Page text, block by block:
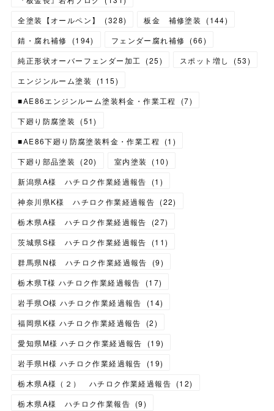
全塗装【オールペン】
(328) 板金 補修塗装 (144)
錆・腐れ補修
(194) フェンダー腐れ補修 (66)
純正形状オーバーフェンダー加工
(25) スポット増し (53)
エンジンルーム塗装
(115)
■AE86エンジンルーム塗装料金・作業工程
(7)
下廻り防腐塗装
(51)
■AE86下廻り防腐塗装料金・作業工程
(1 )
下廻り部品塗装
(20) 室内塗装 (10)
新潟県A様 ハチロク作業経過報告
(1 )
神奈川県K様 ハチロク作業経過報告 (22)
栃木県A様 ハチロク作業経過報告
(27)
茨城県S様 ハチロク作業経過報告
(11)
群馬県N様 ハチロク作業経過報告
(9)
栃木県T様 ハチロク作業経過報告
(17)
岩手県O様 ハチロク作業経過報告
(14)
福岡県K様 ハチロク作業経過報告
(2)
愛知県M様 ハチロク作業経過報告
(19)
岩手県H様 ハチロク作業経過報告
(19)
栃木県A様（２） ハチロク作業経過報告 (12)
栃木県A様 ハチロク作業報告 (9)